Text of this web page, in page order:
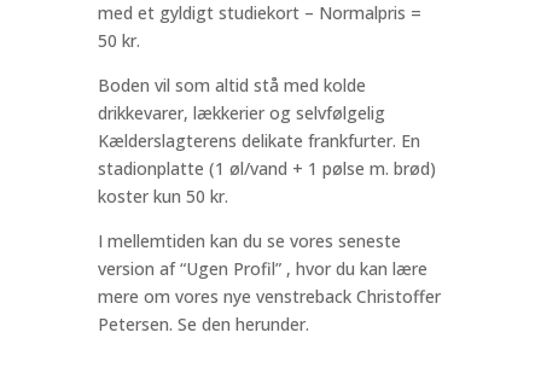
med et gyldigt studiekort – Normalpris =
50 kr.
Boden vil som altid stå med kolde
drikkevarer, lækkerier og selvfølgelig
Kælderslagterens delikate frankfurter. En
stadionplatte (1 øl/vand + 1 pølse m. brød)
koster kun 50 kr.
I mellemtiden kan du se vores seneste
version af “Ugen Profil” , hvor du kan lære
mere om vores nye venstreback Christoffer
Petersen. Se den herunder.